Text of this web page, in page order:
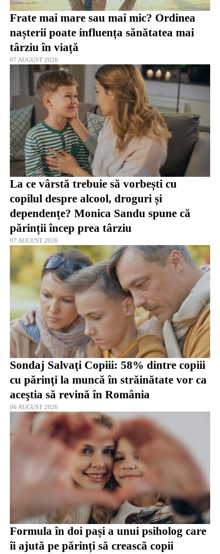
Frate mai mare sau mai mic? Ordinea
nașterii poate influența sănătatea mai
târziu în viață
07 AUGUST 2026
La ce vârstă trebuie să vorbești cu
copilul despre alcool, droguri și
dependențe? Monica Sandu spune că
părinții încep prea târziu
07 AUGUST 2026
Sondaj Salvaţi Copiii: 58% dintre copiii
cu părinţi la muncă în străinătate vor ca
aceştia să revină în România
06 AUGUST 2026
Formula în doi pași a unui psiholog care
îi ajută pe părinți să crească copii